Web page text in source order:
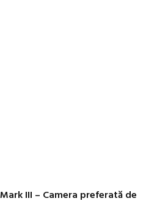
III – Camera preferată de